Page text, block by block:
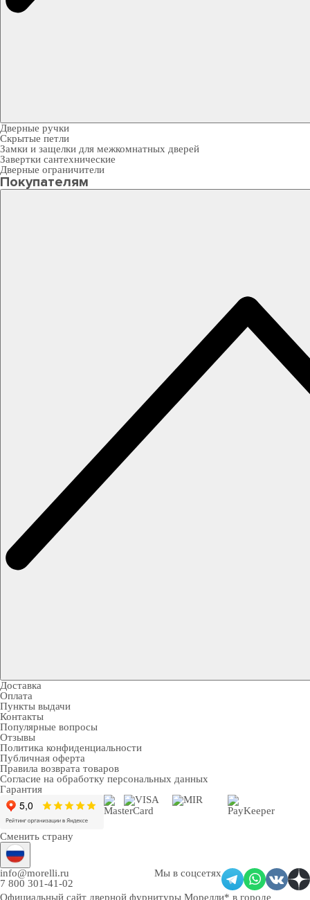
Дверные ручки
Скрытые петли
Замки и защелки для межкомнатных дверей
Завертки сантехнические
Дверные ограничители
Покупателям
Доставка
Оплата
Пункты выдачи
Контакты
Популярные вопросы
Отзывы
Политика конфиденциальности
Публичная оферта
Правила возврата товаров
Согласие на обработку персональных данных
Гарантия
Сменить страну
info@morelli.ru
7 800 301-41-02
Мы в соцсетях
Официальный сайт дверной фурнитуры Морелли* в городе